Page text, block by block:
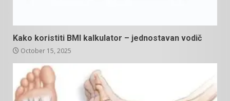
Kako koristiti BMI kalkulator – jednostavan vodič
October 15, 2025